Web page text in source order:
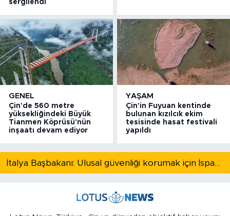
sergilendi
GENEL
Çin'de 560 metre
yüksekliğindeki Büyük
Tianmen Köprüsü'nün
inşaatı devam ediyor
YAŞAM
Çin'in Fuyuan kentinde
bulunan kızılcık ekim
tesisinde hasat festivali
yapıldı
İtalya Başbakanı: Ulusal güvenliği korumak için İspanya ile Schengen kapsamındaki serbest dolaşımı askıya alıyoruz